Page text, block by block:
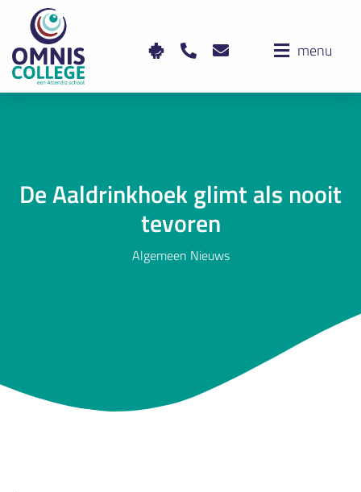
menu
De Aaldrinkhoek glimt als nooit
tevoren
Algemeen Nieuws